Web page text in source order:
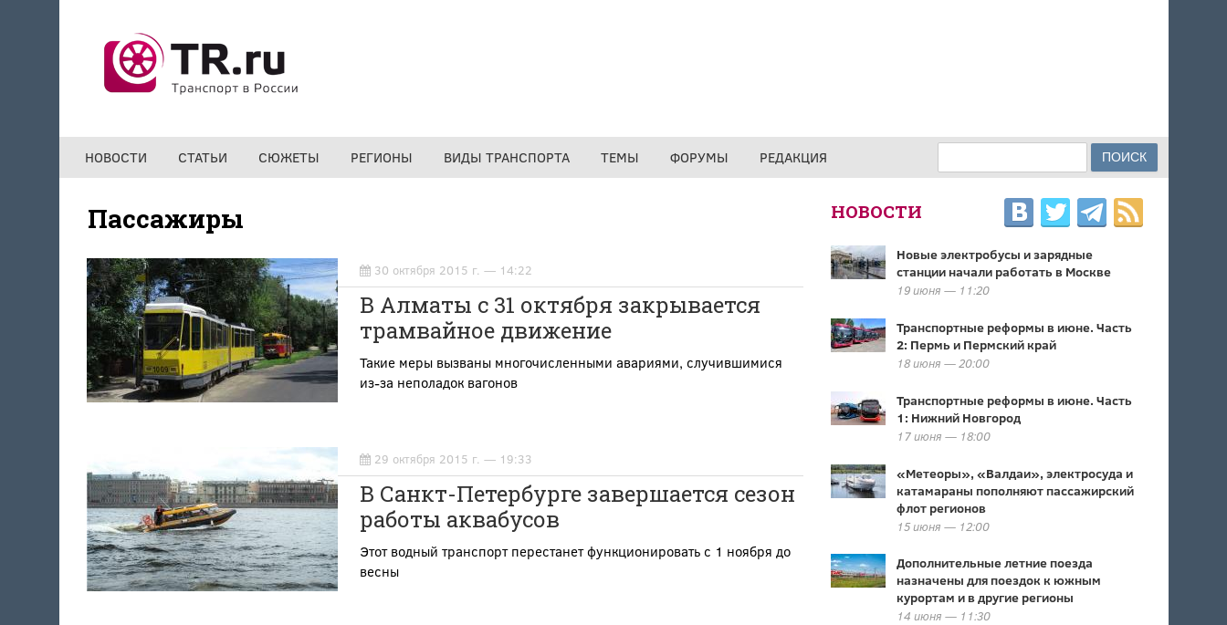
НОВОСТИ СТАТЬИ СЮЖЕТЫ РЕГИОНЫ ВИДЫ ТРАНСПОРТА ТЕМЫ ФОРУМЫ РЕДАКЦИЯ ФОРМА ПОИСКА
Пассажиры
30 октября 2015 г. — 14:22
В Алматы с 31 октября закрывается
трамвайное движение
Такие меры вызваны многочисленными авариями, случившимися
из-за неполадок вагонов
29 октября 2015 г. — 19:33
В Санкт-Петербурге завершается сезон
работы аквабусов
Этот водный транспорт перестанет функционировать с 1 ноября до
весны
НОВОСТИ
Новые электробусы и зарядные
станции начали работать в Москве
19 июня — 11:20
Транспортные реформы в июне. Часть
2: Пермь и Пермский край
18 июня — 20:00
Транспортные реформы в июне. Часть
1: Нижний Новгород
17 июня — 18:00
«Метеоры», «Валдаи», электросуда и
катамараны пополняют пассажирский
флот регионов
15 июня — 12:00
Дополнительные летние поезда
назначены для поездок к южным
курортам и в другие регионы
14 июня — 11:30